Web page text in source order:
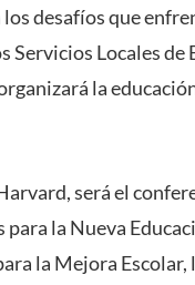
desafíos que
Locales de
la
será el
la Nueva
la Mejora